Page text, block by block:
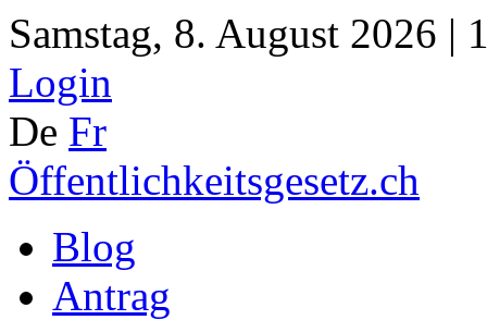
Samstag, 8. August 2026 |
Login
De Fr
Öffentlichkeitsgesetz.ch
Blog
Antrag